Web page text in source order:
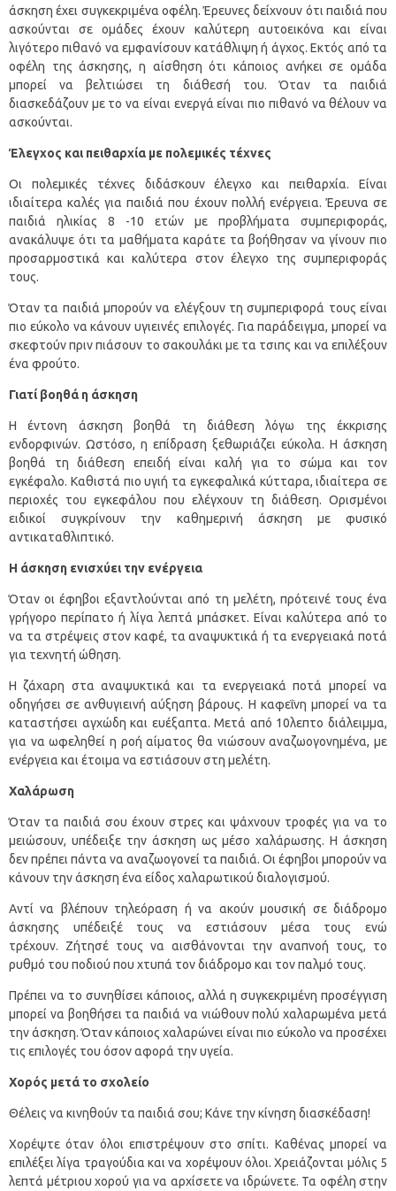
άσκηση έχει συγκεκριμένα οφέλη. Έρευνες δείχνουν ότι παιδιά που
ασκούνται σε ομάδες έχουν καλύτερη αυτοεικόνα και είναι
λιγότερο πιθανό να εμφανίσουν κατάθλιψη ή άγχος. Εκτός από τα
οφέλη της άσκησης, η αίσθηση ότι κάποιος ανήκει σε ομάδα
μπορεί να βελτιώσει τη διάθεσή του. Όταν τα παιδιά
διασκεδάζουν με το να είναι ενεργά είναι πιο πιθανό να θέλουν να
ασκούνται.
Έλεγχος και πειθαρχία με πολεμικές τέχνες
Οι πολεμικές τέχνες διδάσκουν έλεγχο και πειθαρχία. Είναι
ιδιαίτερα καλές για παιδιά που έχουν πολλή ενέργεια. Έρευνα σε
παιδιά ηλικίας 8 -10 ετών με προβλήματα συμπεριφοράς,
ανακάλυψε ότι τα μαθήματα καράτε τα βοήθησαν να γίνουν πιο
προσαρμοστικά και καλύτερα στον έλεγχο της συμπεριφοράς
τους.
Όταν τα παιδιά μπορούν να ελέγξουν τη συμπεριφορά τους είναι
πιο εύκολο να κάνουν υγιεινές επιλογές. Για παράδειγμα, μπορεί να
σκεφτούν πριν πιάσουν το σακουλάκι με τα τσιπς και να επιλέξουν
ένα φρούτο.
Γιατί βοηθά η άσκηση
Η έντονη άσκηση βοηθά τη διάθεση λόγω της έκκρισης
ενδορφινών. Ωστόσο, η επίδραση ξεθωριάζει εύκολα. Η άσκηση
βοηθά τη διάθεση επειδή είναι καλή για το σώμα και τον
εγκέφαλο. Καθιστά πιο υγιή τα εγκεφαλικά κύτταρα, ιδιαίτερα σε
περιοχές του εγκεφάλου που ελέγχουν τη διάθεση. Ορισμένοι
ειδικοί συγκρίνουν την καθημερινή άσκηση με φυσικό
αντικαταθλιπτικό.
Η άσκηση ενισχύει την ενέργεια
Όταν οι έφηβοι εξαντλούνται από τη μελέτη, πρότεινέ τους ένα
γρήγορο περίπατο ή λίγα λεπτά μπάσκετ. Είναι καλύτερα από το
να τα στρέψεις στον καφέ, τα αναψυκτικά ή τα ενεργειακά ποτά
για τεχνητή ώθηση.
Η ζάχαρη στα αναψυκτικά και τα ενεργειακά ποτά μπορεί να
οδηγήσει σε ανθυγιεινή αύξηση βάρους. Η καφεΐνη μπορεί να τα
καταστήσει αγχώδη και ευέξαπτα. Μετά από 10λεπτο διάλειμμα,
για να ωφεληθεί η ροή αίματος θα νιώσουν αναζωογονημένα, με
ενέργεια και έτοιμα να εστιάσουν στη μελέτη.
Χαλάρωση
Όταν τα παιδιά σου έχουν στρες και ψάχνουν τροφές για να το
μειώσουν, υπέδειξε την άσκηση ως μέσο χαλάρωσης. Η άσκηση
δεν πρέπει πάντα να αναζωογονεί τα παιδιά. Οι έφηβοι μπορούν να
κάνουν την άσκηση ένα είδος χαλαρωτικού διαλογισμού.
Αντί να βλέπουν τηλεόραση ή να ακούν μουσική σε διάδρομο
άσκησης υπέδειξέ τους να εστιάσουν μέσα τους ενώ
τρέχουν. Ζήτησέ τους να αισθάνονται την αναπνοή τους, το
ρυθμό του ποδιού που χτυπά τον διάδρομο και τον παλμό τους.
Πρέπει να το συνηθίσει κάποιος, αλλά η συγκεκριμένη προσέγγιση
μπορεί να βοηθήσει τα παιδιά να νιώθουν πολύ χαλαρωμένα μετά
την άσκηση. Όταν κάποιος χαλαρώνει είναι πιο εύκολο να προσέχει
τις επιλογές του όσον αφορά την υγεία.
Χορός μετά το σχολείο
Θέλεις να κινηθούν τα παιδιά σου; Κάνε την κίνηση διασκέδαση!
Χορέψτε όταν όλοι επιστρέψουν στο σπίτι. Καθένας μπορεί να
επιλέξει λίγα τραγούδια και να χορέψουν όλοι. Χρειάζονται μόλις 5
λεπτά μέτριου χορού για να αρχίσετε να ιδρώνετε. Τα οφέλη στην